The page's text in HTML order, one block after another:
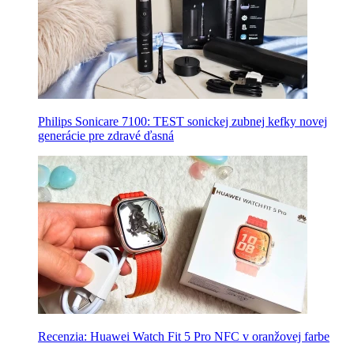
Philips Sonicare 7100: TEST sonickej zubnej kefky novej
generácie pre zdravé ďasná
Recenzia: Huawei Watch Fit 5 Pro NFC v oranžovej farbe